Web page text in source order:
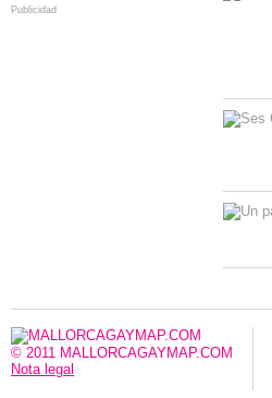
Publicidad
© 2011 MALLORCAGAYMAP.COM
Nota legal